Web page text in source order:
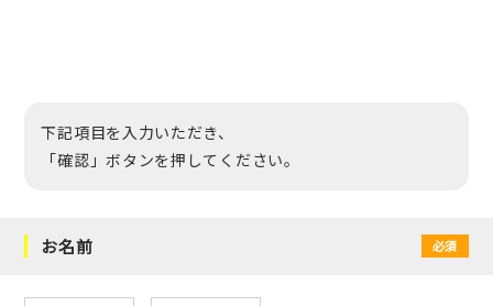
下記項目を入力いただき、
「確認」ボタンを押してください。
お名前 必須